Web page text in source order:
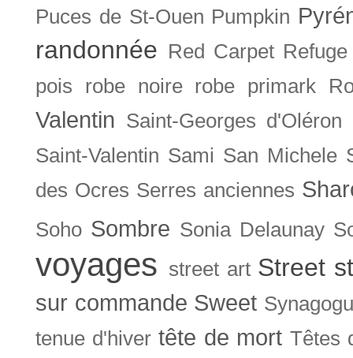
Puces de St-Ouen Pumpkin
randonnée Red Carpet Refuge
pois
robe noire robe primark
Valentin Saint-Georges d'Oléron
Saint-Valentin Sami San Michele
des Ocres Serres anciennes
Soho Sombre Sonia Delaunay
voyages street art Street
sur commande Sweet
tenue d'hiver tête de mort Têtes